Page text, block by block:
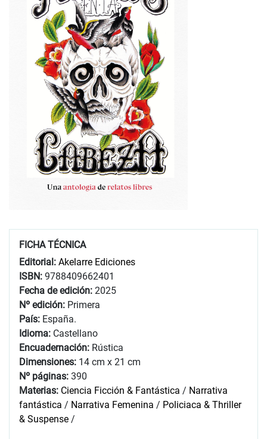
FICHA TÉCNICA
Editorial: Akelarre Ediciones
ISBN: 9788409662401
Fecha de edición: 2025
Nº edición: Primera
País: España.
Idioma: Castellano
Encuadernación: Rústica
Dimensiones: 14 cm x 21 cm
Nº páginas: 390
Materias: Ciencia Ficción & Fantástica / Narrativa
fantástica / Narrativa Femenina / Policiaca & Thriller
& Suspense /